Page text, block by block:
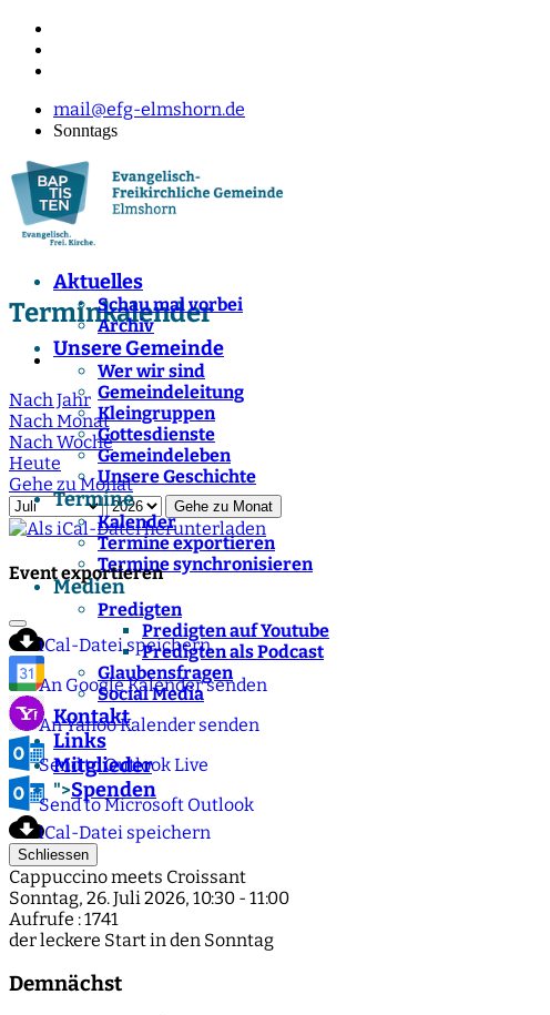
mail@efg-elmshorn.de
Sonntags
Aktuelles
Schau mal vorbei
Archiv
Unsere Gemeinde
Wer wir sind
Gemeindeleitung
Kleingruppen
Gottesdienste
Gemeindeleben
Unsere Geschichte
Termine
Kalender
Termine exportieren
Termine synchronisieren
Medien
Predigten
Predigten auf Youtube
Predigten als Podcast
Glaubensfragen
Social Media
Kontakt
Links
Mitglieder
">Spenden
Terminkalender
Nach Jahr
Nach Monat
Nach Woche
Heute
Gehe zu Monat
Gehe zu Monat
Event exportieren
iCal-Datei speichern
An Google Kalender senden
An Yahoo Kalender senden
Send to Outlook Live
Send to Microsoft Outlook
iCal-Datei speichern
Schliessen
Cappuccino meets Croissant
Sonntag, 26. Juli 2026, 10:30 - 11:00
Aufrufe : 1741
der leckere Start in den Sonntag
Demnächst